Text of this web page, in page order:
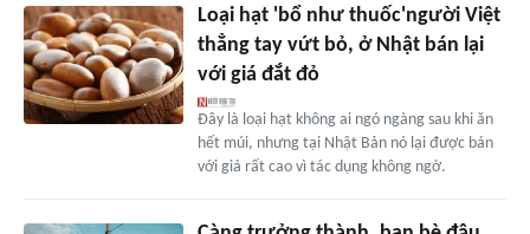
Loại hạt 'bổ như thuốc'người Việt
thẳng tay vứt bỏ, ở Nhật bán lại
với giá đắt đỏ
Đây là loại hạt không ai ngó ngàng sau khi ăn
hết múi, nhưng tại Nhật Bản nó lại được bán
với giá rất cao vì tác dụng không ngờ.